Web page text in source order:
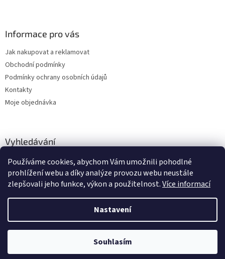
Používáme cookies, abychom Vám umožnili pohodlné
prohlížení webu a díky analýze provozu webu neustále
zlepšovali jeho funkce, výkon a použitelnost.Více informací
Nastavení
Souhlasím
Zboží vedeme skladem, dodání cca 24-48 hodin dle výběru dopravce a
Informace pro vás
Jak nakupovat a reklamovat
Obchodní podmínky
Podmínky ochrany osobních údajů
Kontakty
Moje objednávka
Vyhledávání
HLEDAT
Vytvořil Shoptet
dstechnik.cz. Všechna práva vyhrazena.